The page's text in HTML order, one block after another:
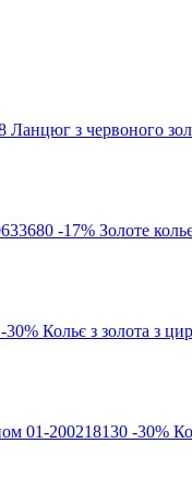
Ланцюг з червоного
-17% Золоте
-30% Кольє з золота з
-30%